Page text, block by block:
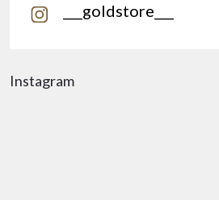
Instagram
___goldstore___